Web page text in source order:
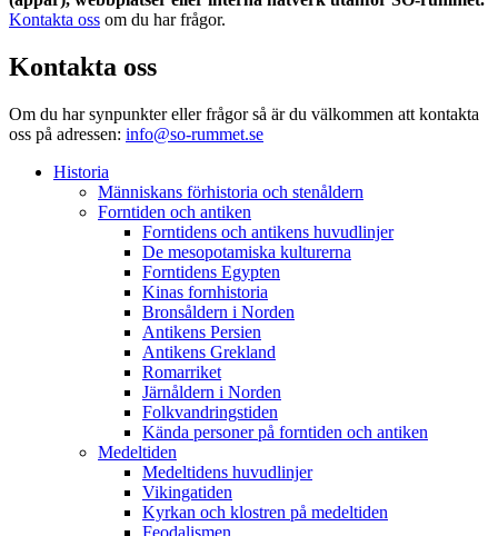
Kontakta oss om du har frågor.
Kontakta oss
Om du har synpunkter eller frågor så är du välkommen att kontakta
oss på adressen: info@so-rummet.se
Historia
Människans förhistoria och stenåldern
Forntiden och antiken
Forntidens och antikens huvudlinjer
De mesopotamiska kulturerna
Forntidens Egypten
Kinas fornhistoria
Bronsåldern i Norden
Antikens Persien
Antikens Grekland
Romarriket
Järnåldern i Norden
Folkvandringstiden
Kända personer på forntiden och antiken
Medeltiden
Medeltidens huvudlinjer
Vikingatiden
Kyrkan och klostren på medeltiden